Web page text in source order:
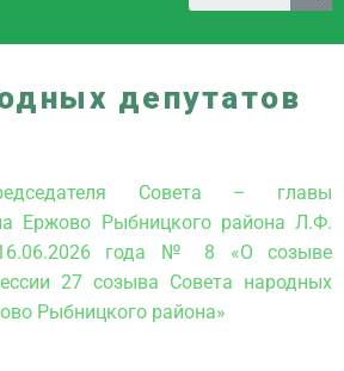
депутатов
Совета – главы
Ержово Рыбницкого района Л.Ф.
года № 8 «О созыве
27 созыва Совета народных
Рыбницкого района»